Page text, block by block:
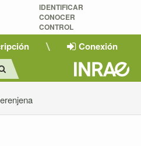
IDENTIFICAR
CONOCER
CONTROL
Conexión